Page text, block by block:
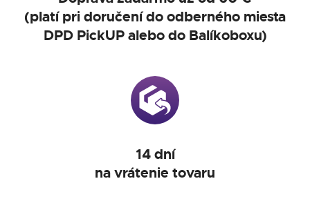
(platí pri doručení do odberného miesta
DPD PickUP alebo do Balíkoboxu)
14 dní
na vrátenie tovaru